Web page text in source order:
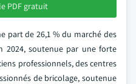
PDF gratuit
part de 26,1 % du marché des
2024, soutenue par une forte
professionnels, des centres
de bricolage, soutenue